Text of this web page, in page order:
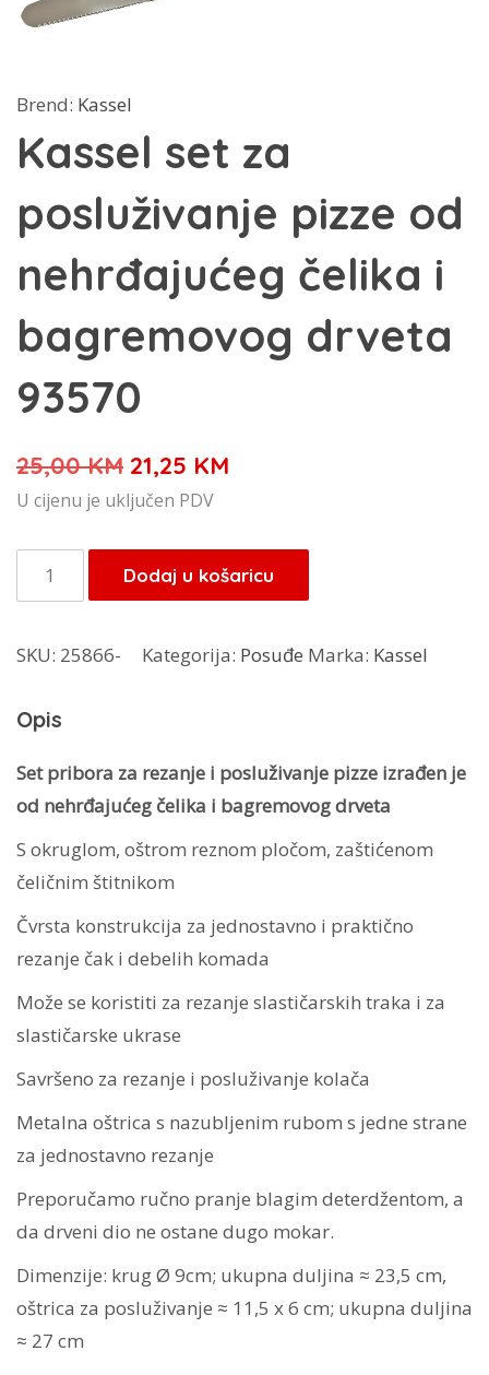
Brend: Kassel
Kassel set za
posluživanje pizze od
nehrđajućeg čelika i
bagremovog drveta
93570
25,00KM Izvorna
cijena
je:
25,00 KM.
21,25 KM
21,25 KM.
U cijenu je uključen PDV
Kassel
set
posluživanje
od
nehrđajućeg
čelika
bagremovog
drveta
93570
količina
Dodaj u košaricu
SKU: 25866- Kategorija: Posuđe Marka: Kassel
Opis
Set pribora za rezanje i posluživanje pizze izrađen je
od nehrđajućeg čelika i bagremovog drveta
S okruglom, oštrom reznom pločom, zaštićenom
čeličnim štitnikom
Čvrsta konstrukcija za jednostavno i praktično
rezanje čak i debelih komada
Može se koristiti za rezanje slastičarskih traka i za
slastičarske ukrase
Savršeno za rezanje i posluživanje kolača
Metalna oštrica s nazubljenim rubom s jedne strane
za jednostavno rezanje
Preporučamo ručno pranje blagim deterdžentom, a
da drveni dio ne ostane dugo mokar.
Dimenzije: krug Ø 9cm; ukupna duljina ≈ 23,5 cm,
oštrica za posluživanje ≈ 11,5 x 6 cm; ukupna duljina
≈ 27 cm